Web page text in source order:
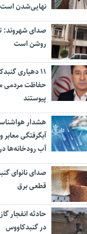
نهایی‌شدن است
صدای شهروند:
روشن است
۱۱ دهیاری
حفاظت مردمی
پیوستند
هشدار
آبگرفتگی معابر
آب رودخانه‌ها
صدای نانوای
قطعی برق
حادثه انفجار
در گنبدکاووس